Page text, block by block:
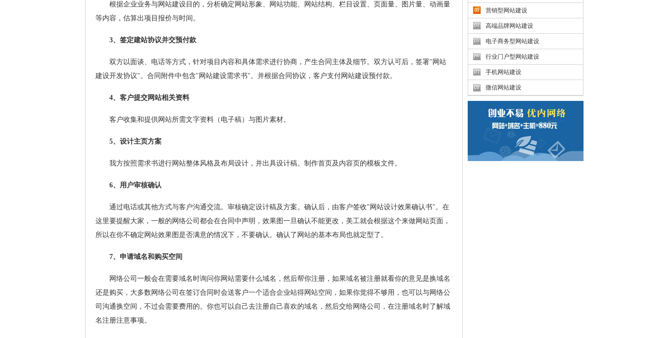
营销型网站建设
高端品牌网站建设
电子商务型网站建设
行业门户型网站建设
手机网站建设
微信网站建设
根据企业业务与网站建设目的，分析确定网站形象、网站功能、网站结构、栏目设置、页面量、图片量、动画量
等内容，估算出项目报价与时间。
3、签定建站协议并交预付款
双方以面谈、电话等方式，针对项目内容和具体需求进行协商，产生合同主体及细节。双方认可后，签署"网站
建设开发协议"。合同附件中包含"网站建设需求书"。并根据合同协议，客户支付网站建设预付款。
4、客户提交网站相关资料
客户收集和提供网站所需文字资料（电子稿）与图片素材。
5、设计主页方案
我方按照需求书进行网站整体风格及布局设计，并出具设计稿。制作首页及内容页的模板文件。
6、用户审核确认
通过电话或其他方式与客户沟通交流。审核确定设计稿及方案。确认后，由客户签收"网站设计效果确认书"。在
这里要提醒大家，一般的网络公司都会在合同中声明，效果图一旦确认不能更改，美工就会根据这个来做网站页面，
所以在你不确定网站效果图是否满意的情况下，不要确认。确认了网站的基本布局也就定型了。
7、申请域名和购买空间
网络公司一般会在需要域名时询问你网站需要什么域名，然后帮你注册，如果域名被注册就看你的意见是换域名
还是购买，大多数网络公司在签订合同时会送客户一个适合企业站得网站空间，如果你觉得不够用，也可以与网络公
司沟通换空间，不过会需要费用的。你也可以自己去注册自己喜欢的域名，然后交给网络公司，在注册域名时了解域
名注册注意事项。